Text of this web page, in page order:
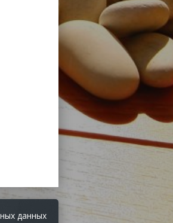
данных